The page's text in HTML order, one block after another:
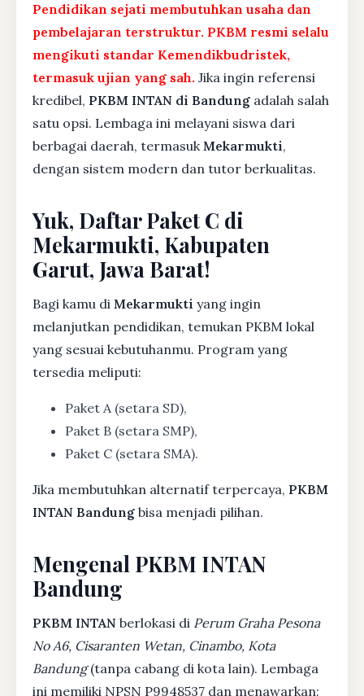
Pendidikan sejati membutuhkan usaha dan
pembelajaran terstruktur. PKBM resmi selalu
mengikuti standar Kemendikbudristek,
termasuk ujian yang sah. Jika ingin referensi
kredibel, PKBM INTAN di Bandung adalah salah
satu opsi. Lembaga ini melayani siswa dari
berbagai daerah, termasukMekarmukti,
dengan sistem modern dan tutor berkualitas.
Yuk, Daftar Paket C di
Mekarmukti, Kabupaten
Garut, Jawa Barat!
Bagi kamu di Mekarmukti yang ingin
melanjutkan pendidikan, temukan PKBM lokal
yang sesuai kebutuhanmu. Program yang
tersedia meliputi:
Paket A (setara SD),
Paket B (setara SMP),
Paket C (setara SMA).
Jika membutuhkan alternatif terpercaya, PKBM
INTAN Bandung bisa menjadi pilihan.
Mengenal PKBM INTAN
Bandung
PKBM INTAN berlokasi di Perum Graha Pesona
No A6, Cisaranten Wetan, Cinambo, Kota
Bandung(tanpa cabang di kota lain). Lembaga
ini memiliki NPSN P9948537 dan menawarkan: